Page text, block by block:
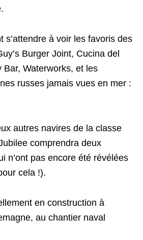
s’attendre à voir les favoris des
Burger Joint, Cucina del
Bar, Waterworks, et les
russes jamais vues en mer :
autres navires de la classe
comprendra deux
n’ont pas encore été révélées
cela !).
en construction à
au chantier naval